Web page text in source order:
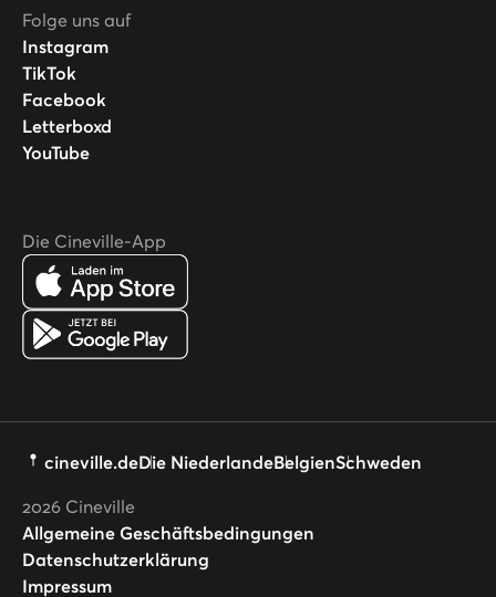
Folge uns auf
Instagram
TikTok
Facebook
Letterboxd
YouTube
Die Cineville-App
cineville.deDie NiederlandeBelgienSchweden
2026 Cineville
Allgemeine Geschäftsbedingungen
Datenschutzerklärung
Impressum